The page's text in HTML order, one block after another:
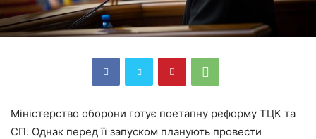
Міністерство оборони готує поетапну реформу ТЦК та
СП. Однак перед її запуском планують провести